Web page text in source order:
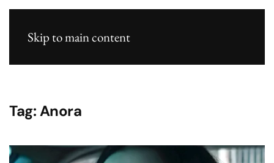
Skip to main content
Tag:Anora